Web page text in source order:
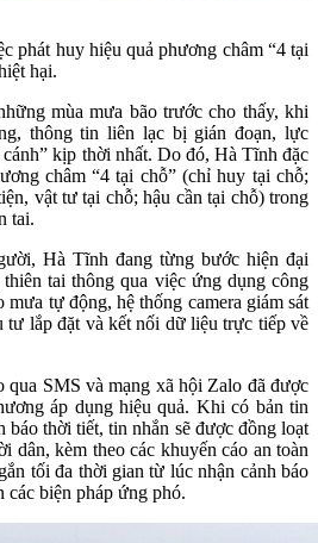
phát huy hiệu quả phương châm “4 tại
hại.
mùa mưa bão trước cho thấy, khi
thông tin liên lạc bị gián đoạn, lực
kịp thời nhất. Do đó, Hà Tĩnh đặc
châm “4 tại chỗ” (chỉ huy tại chỗ;
vật tư tại chỗ; hậu cần tại chỗ) trong
tai.
Hà Tĩnh đang từng bước hiện đại
tai thông qua việc ứng dụng công
mưa tự động, hệ thống camera giám sát
tư lắp đặt và kết nối dữ liệu trực tiếp về
qua SMS và mạng xã hội Zalo đã được
áp dụng hiệu quả. Khi có bản tin
báo thời tiết, tin nhắn sẽ được đồng loạt
dân, kèm theo các khuyến cáo an toàn
tối đa thời gian từ lúc nhận cảnh báo
các biện pháp ứng phó.